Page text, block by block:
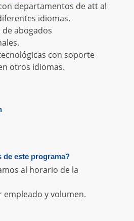
departamentos de att al
idiomas.
de abogados
con soporte
otros idiomas.
de este programa?
al horario de la
empleado y volumen.